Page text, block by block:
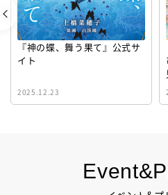
『神の蝶、舞う果て』公式サ
イト
2025.12.23